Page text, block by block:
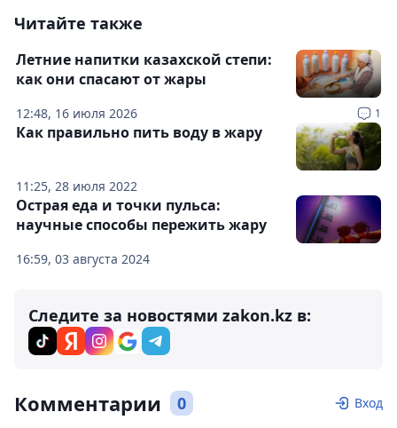
Читайте также
12:48, 16 июля 2026 1
Летние напитки казахской степи:
как они спасают от жары
11:25, 28 июля 2022
Как правильно пить воду в жару
16:59, 03 августа 2024
Острая еда и точки пульса:
научные способы пережить жару
Следите за новостями zakon.kz в:
Комментарии 0 Вход